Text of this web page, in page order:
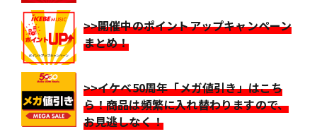
>>開催中のポイントアップキャンペーン
まとめ！
>>イケベ50周年「メガ値引き」はこち
ら！商品は頻繁に入れ替わりますので、
お見逃しなく！